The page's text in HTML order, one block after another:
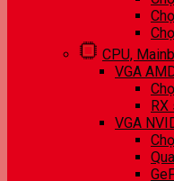
CPU,
VGA
RX
VGA